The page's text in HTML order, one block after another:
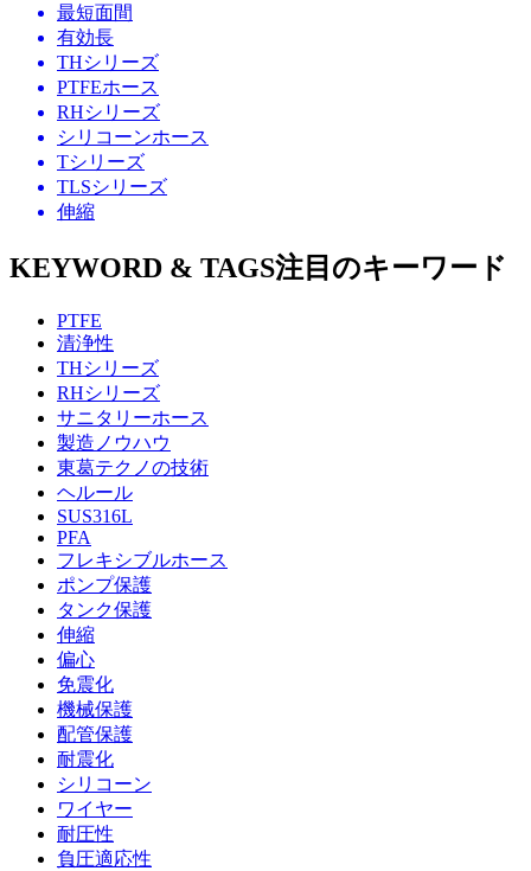
最短面間
有効長
THシリーズ
PTFEホース
RHシリーズ
シリコーンホース
Tシリーズ
TLSシリーズ
伸縮
KEYWORD & TAGS注目のキーワード
PTFE
清浄性
THシリーズ
RHシリーズ
サニタリーホース
製造ノウハウ
東葛テクノの技術
ヘルール
SUS316L
PFA
フレキシブルホース
ポンプ保護
タンク保護
伸縮
偏心
免震化
機械保護
配管保護
耐震化
シリコーン
ワイヤー
耐圧性
負圧適応性